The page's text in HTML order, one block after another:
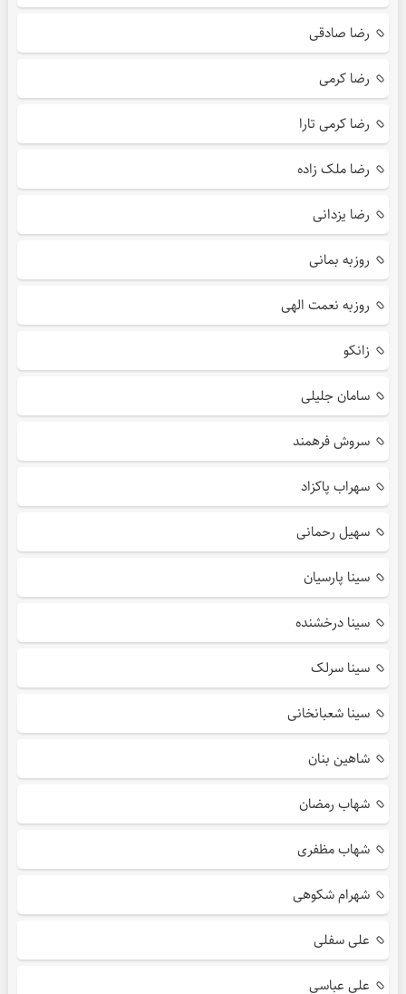
رضا صادقی
رضا کرمی
رضا کرمی تارا
رضا ملک زاده
رضا یزدانی
روزبه بمانی
روزبه نعمت الهی
زانکو
سامان جلیلی
سروش فرهمند
سهراب پاکزاد
سهیل رحمانی
سینا پارسیان
سینا درخشنده
سینا سرلک
سینا شعبانخانی
شاهین بنان
شهاب رمضان
شهاب مظفری
شهرام شکوهی
علی سفلی
علی عباسی